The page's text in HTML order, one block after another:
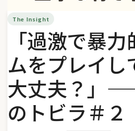
The Insight
「過激で暴
ムをプレイし
大丈夫？」
のトビラ＃２